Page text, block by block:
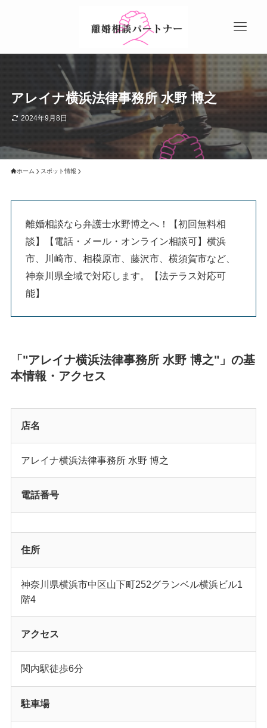
アレイナ横浜法律事務所 水野 博之
2024年9月8日
ホーム スポット情報
離婚相談なら弁護士水野博之へ！【初回無料相
談】【電話・メール・オンライン相談可】横浜
市、川崎市、相模原市、藤沢市、横須賀市など、
神奈川県全域で対応します。【法テラス対応可
能】
「"アレイナ横浜法律事務所 水野 博之"」の基
本情報・アクセス
店名
アレイナ横浜法律事務所 水野 博之
電話番号
住所
神奈川県横浜市中区山下町252グランベル横浜ビル1
階4
アクセス
関内駅徒歩6分
駐車場